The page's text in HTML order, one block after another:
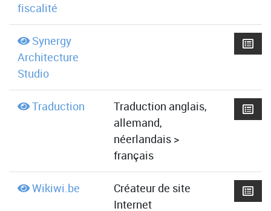
fiscalité
Synergy
Architecture
Studio
Traduction
Traduction anglais,
allemand,
néerlandais >
français
Wikiwi.be
Créateur de site
Internet